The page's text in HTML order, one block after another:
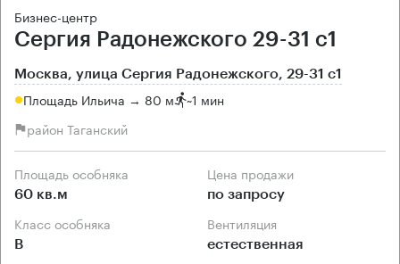
Бизнес-центр
Сергия Радонежского 29-31 с1
Москва, улица Сергия Радонежского, 29-31 с1
Площадь Ильича → 80 м ~1 мин
район Таганский
Площадь особняка
60 кв.м
Цена продажи
по запросу
Класс особняка
B
Вентиляция
естественная